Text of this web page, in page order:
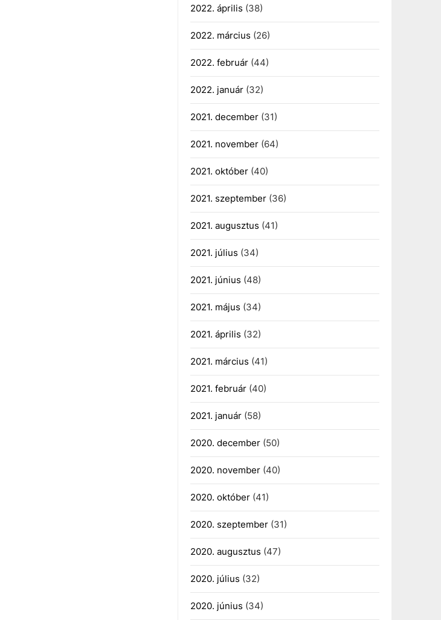
2022. április (38)
2022. március (26)
2022. február(44)
2022. január(32)
2021. december(31)
2021. november(64)
2021. október(40)
2021. szeptember(36)
2021. augusztus (41)
2021. július (34)
2021. június (48)
2021. május (34)
2021. április (32)
2021. március (41)
2021. február(40)
2021. január(58)
2020. december(50)
2020. november(40)
2020. október(41)
2020. szeptember(31)
2020. augusztus (47)
2020. július (32)
2020. június (34)